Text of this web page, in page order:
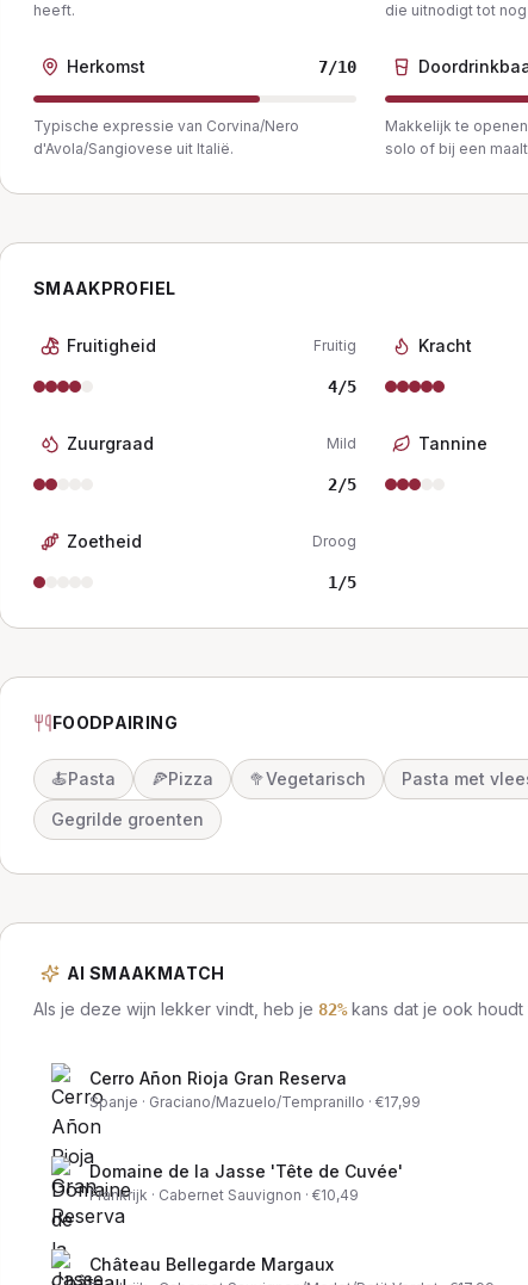
heeft.
die uitnodigt tot
Herkomst 7/10
Typische expressie van Corvina/Nero
d'Avola/Sangiovese uit Italië.
Makkelijk te
solo of bij een
SMAAKPROFIEL
Fruitigheid Fruitig
4/5
Kracht
Zuurgraad Mild
2/5
Tannine
Zoetheid Droog
1 /5
FOODPAIRING
🍝Pasta 🍕Pizza 🥦Vegetarisch
Pasta met
Gegrilde groenten
AI SMAAKMATCH
Als je deze wijn lekker vindt, heb je 82%kans dat je ook houdt
Cerro Añon Rioja Gran Reserva
Spanje · Graciano/Mazuelo/Tempranillo · €17,99
Domaine de la Jasse 'Tête de Cuvée'
Frankrijk · Cabernet Sauvignon · €10,49
Château Bellegarde Margaux